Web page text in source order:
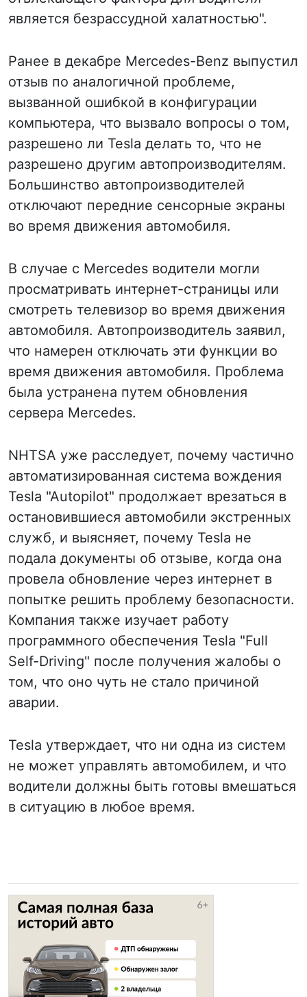
является безрассудной халатностью".
Ранее в декабре Mercedes-Benz выпустил
отзыв по аналогичной проблеме,
вызванной ошибкой в конфигурации
компьютера, что вызвало вопросы о том,
разрешено ли Tesla делать то, что не
разрешено другим автопроизводителям.
Большинство автопроизводителей
отключают передние сенсорные экраны
во время движения автомобиля.
В случае с Mercedes водители могли
просматривать интернет-страницы или
смотреть телевизор во время движения
автомобиля. Автопроизводитель заявил,
что намерен отключать эти функции во
время движения автомобиля. Проблема
была устранена путем обновления
сервера Mercedes.
NHTSA уже расследует, почему частично
автоматизированная система вождения
Tesla "Autopilot" продолжает врезаться в
остановившиеся автомобили экстренных
служб, и выясняет, почему Tesla не
подала документы об отзыве, когда она
провела обновление через интернет в
попытке решить проблему безопасности.
Компания также изучает работу
программного обеспечения Tesla "Full
Self-Driving" после получения жалобы о
том, что оно чуть не стало причиной
аварии.
Tesla утверждает, что ни одна из систем
не может управлять автомобилем, и что
водители должны быть готовы вмешаться
в ситуацию в любое время.